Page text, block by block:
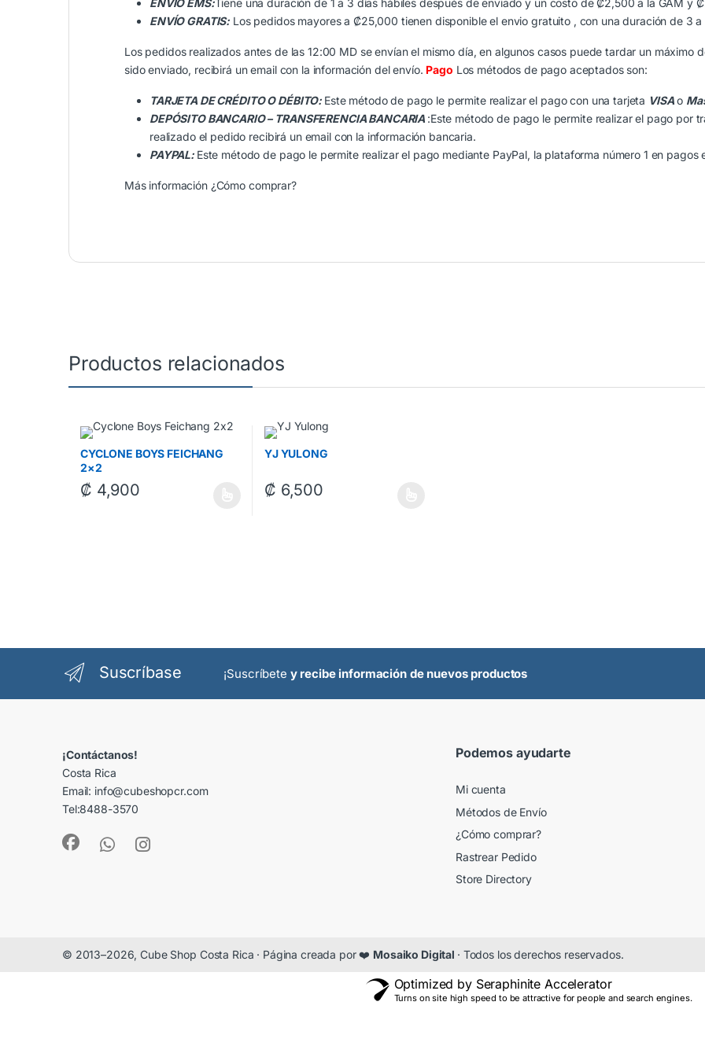
ENVÍO GRATIS: Los pedidos mayores a ₡25,000 tienen disponible el envio gratuito , con una duración de 3
Los pedidos realizados antes de las 12:00 MD se envían el mismo día, en algunos casos puede tardar un máximo
sido enviado, recibirá un email con la información del envío. Pago Los métodos de pago aceptados son:
TARJETA DE CRÉDITO O DÉBITO: Este método de pago le permite realizar el pago con una tarjeta VISAo
DEPÓSITO BANCARIO – TRANSFERENCIA BANCARIA :Este método de pago le permite realizar el pago por
realizado el pedido recibirá un email con la información bancaria.
PAYPAL: Este método de pago le permite realizar el pago mediante PayPal, la plataforma número 1 en pagos
Más información ¿Cómo comprar?
Productos relacionados
CYCLONE BOYS FEICHANG
2×2
₡ 4,900
Este producto tiene múltiples variantes. Las opciones se pueden elegir en la página de producto
YJ YULONG
₡ 6,500
Este producto tiene múltiples variantes. Las opciones se pueden elegir en la página de
Suscríbase ¡Suscríbete y recibe información de nuevos productos
¡Contáctanos!
Costa Rica
Email: info@cubeshopcr.com
Tel:8488-3570
Podemos ayudarte
Mi cuenta
Métodos de Envío
¿Cómo comprar?
Rastrear Pedido
Store Directory
© 2013–2026, Cube Shop Costa Rica · Página creada por ❤️ Mosaiko Digital · Todos los derechos reservados.
Optimized by Seraphinite Accelerator
Turns on site high speed to be attractive for people and search engines.